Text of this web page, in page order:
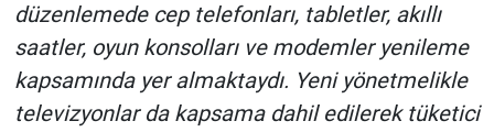
düzenlemede cep telefonları, tabletler, akıllı
saatler, oyun konsolları ve modemler yenileme
kapsamında yer almaktaydı. Yeni yönetmelikle
televizyonlar da kapsama dahil edilerek tüketici